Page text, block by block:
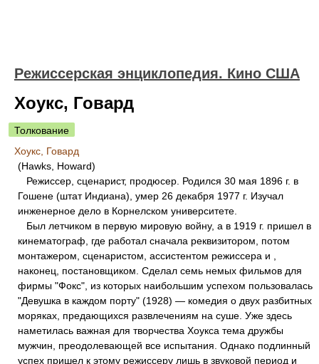
Режиссерская энциклопедия. Кино США
Хоукс, Говард
Толкование
Хоукс, Говард
(Hawks, Howard)
Режиссер, сценарист, продюсер. Родился 30 мая 1896 г. в
Гошене (штат Индиана), умер 26 декабря 1977 г. Изучал
инженерное дело в Корнелском университете.
Был летчиком в первую мировую войну, а в 1919 г. пришел в
кинематограф, где работал сначала реквизитором, потом
монтажером, сценаристом, ассистентом режиссера и ,
наконец, постановщиком. Сделал семь немых фильмов для
фирмы "Фокс", из которых наибольшим успехом пользовалась
"Девушка в каждом порту" (1928) — комедия о двух разбитных
моряках, предающихся развлечениям на суше. Уже здесь
наметилась важная для творчества Хоукса тема дружбы
мужчин, преодолевающей все испытания. Однако подлинный
успех пришел к этому режиссеру лишь в звуковой период и